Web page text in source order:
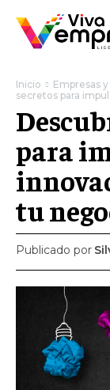
SUBSCRIBE
Welcome to
We have a
Inicio Empresas
secretos para
para
tu
Publicado por